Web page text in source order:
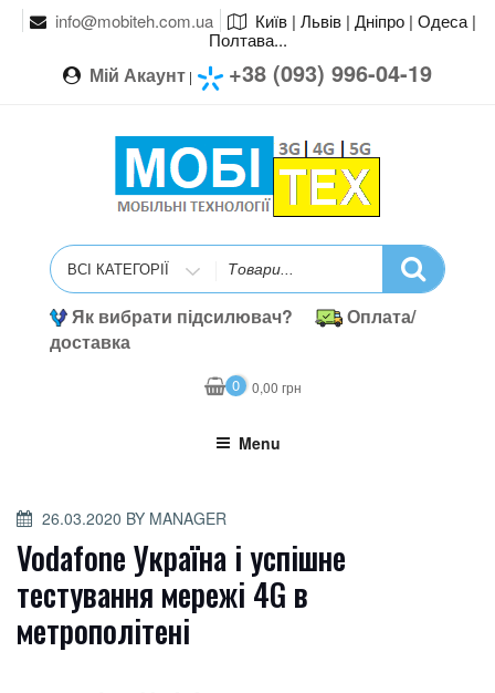
info@mobiteh.com.ua
Київ | Львів | Дніпро | Одеса |
Полтава...
Мій Акаунт | +38 (093) 996-04-19
Search
for
Як вибрати підсилювач?
Оплата/
доставка
0 0,00грн
Menu
POSTED
26.03.2020 BY MANAGER
Vodafone Україна і успішне
тестування мережі 4G в
метрополітені